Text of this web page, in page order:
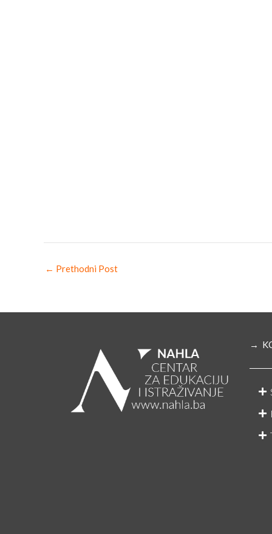
← Prethodni Post
→